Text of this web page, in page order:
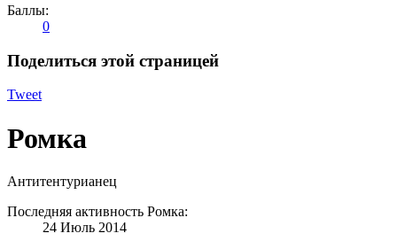
Баллы:
0
Поделиться этой страницей
Tweet
Ромка
Антитентурианец
Последняя активность Ромка:
24 Июль 2014